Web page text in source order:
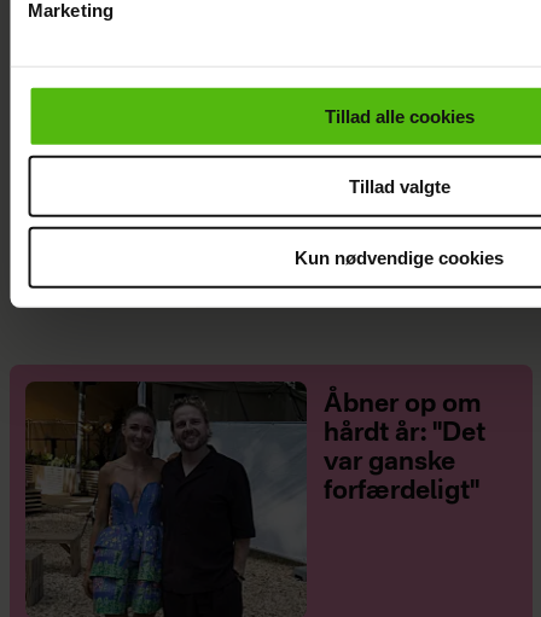
cookiepolitik.
Marketing
Tillad alle cookies
Tillad valgte
Kun nødvendige cookies
Afsløret på video: Melvin Kakooza vækker
Åbner op om
hårdt år: "Det
var ganske
forfærdeligt"